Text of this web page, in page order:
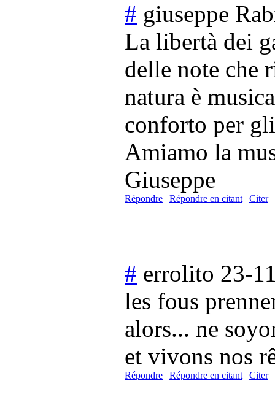
# giuseppe
La libertà dei
delle note che
natura è
conforto per
Amiamo la
Giuseppe
Répondre | Répondre en citant| Citer
# errolito 23-
les fous
alors... ne
et vivons nos
Répondre | Répondre en citant| Citer